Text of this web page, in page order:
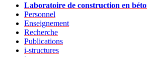
Laboratoire de construction en
Personnel
Enseignement
Recherche
Publications
i-structures